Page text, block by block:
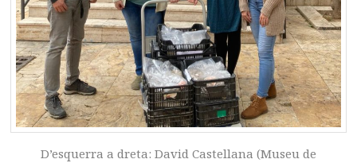
D’esquerra a dreta: David Castellana (Museu de